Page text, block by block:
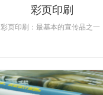
彩页印刷
彩页印刷：最基本的宣传品之一